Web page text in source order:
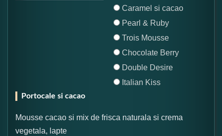
Caramel si cacao
Pearl & Ruby
Trois Mousse
Chocolate Berry
Double Desire
Italian Kiss
Portocale si cacao
Mousse cacao si mix de frisca naturala si crema
vegetala, lapte